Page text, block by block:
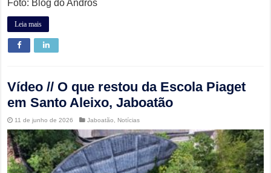
Foto: Blog do Andros
Leia mais
Vídeo // O que restou da Escola Piaget
em Santo Aleixo, Jaboatão
11 de junho de 2026 Jaboatão Notícias